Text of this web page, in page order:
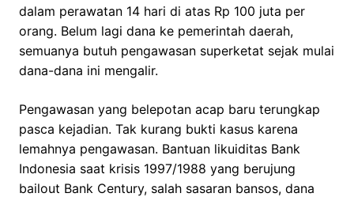
dalam perawatan 14 hari di atas Rp 100 juta per
orang. Belum lagi dana ke pemerintah daerah,
semuanya butuh pengawasan superketat sejak mulai
dana-dana ini mengalir.
Pengawasan yang belepotan acap baru terungkap
pasca kejadian. Tak kurang bukti kasus karena
lemahnya pengawasan. Bantuan likuiditas Bank
Indonesia saat krisis 1997/1988 yang berujung
bailout Bank Century, salah sasaran bansos, dana